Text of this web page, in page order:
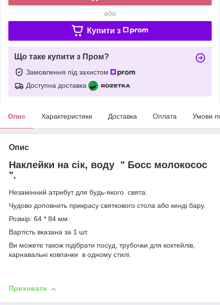
або
Купити з
Що таке купити з Пром?
Замовлення під захистом
Доступна доставка
Опис Характеристики Доставка Оплата Умови
Опис
Наклейки на сік, воду " Босс молокосос
".
Незамінний атрибут для будь-якого свята.
Чудово доповнить прикрасу святкового стола або кенді бару.
Розмір: 64 * 84 мм.
Вартість вказана за 1 шт.
Ви можете також підібрати посуд, трубочки для коктейлів,
карнавальні ковпачки в одному стилі.
Приховати